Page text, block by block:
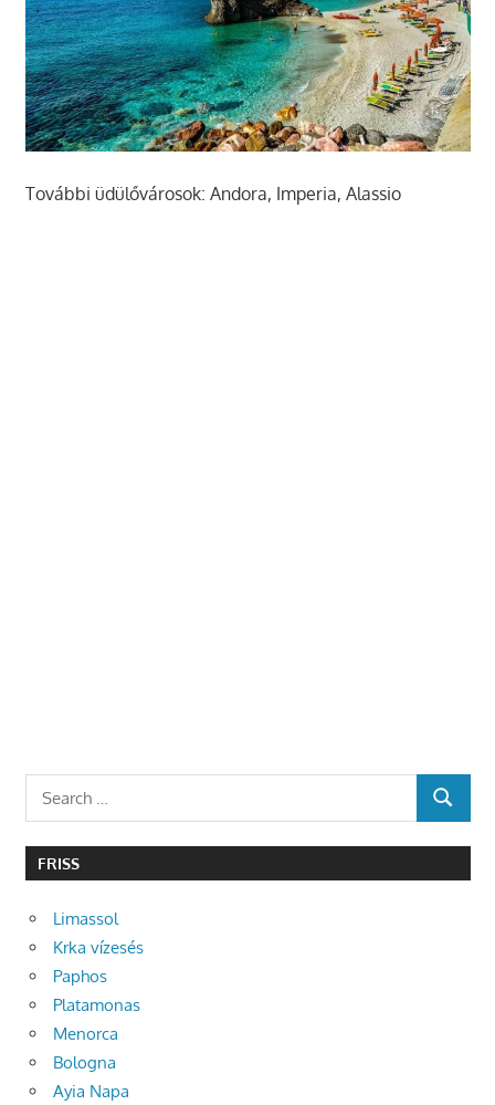
További üdülővárosok: Andora, Imperia, Alassio
SEARCH
FRISS
Limassol
Krka vízesés
Paphos
Platamonas
Menorca
Bologna
Ayia Napa